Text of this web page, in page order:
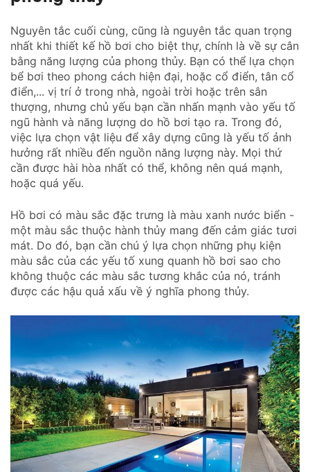
Nguyên tắc cuối cùng, cũng là nguyên tắc quan trọng
nhất khi thiết kế hồ bơi cho biệt thự, chính là về sự cân
bằng năng lượng của phong thủy. Bạn có thể lựa chọn
bể bơi theo phong cách hiện đại, hoặc cổ điển, tân cổ
điển,... vị trí ở trong nhà, ngoài trời hoặc trên sân
thượng, nhưng chủ yếu bạn cần nhấn mạnh vào yếu tố
ngũ hành và năng lượng do hồ bơi tạo ra. Trong đó,
việc lựa chọn vật liệu để xây dựng cũng là yếu tố ảnh
hưởng rất nhiều đến nguồn năng lượng này. Mọi thứ
cần được hài hòa nhất có thể, không nên quá mạnh,
hoặc quá yếu.
Hồ bơi có màu sắc đặc trưng là màu xanh nước biển -
một màu sắc thuộc hành thủy mang đến cảm giác tươi
mát. Do đó, bạn cần chú ý lựa chọn những phụ kiện
màu sắc của các yếu tố xung quanh hồ bơi sao cho
không thuộc các màu sắc tương khắc của nó, tránh
được các hậu quả xấu về ý nghĩa phong thủy.